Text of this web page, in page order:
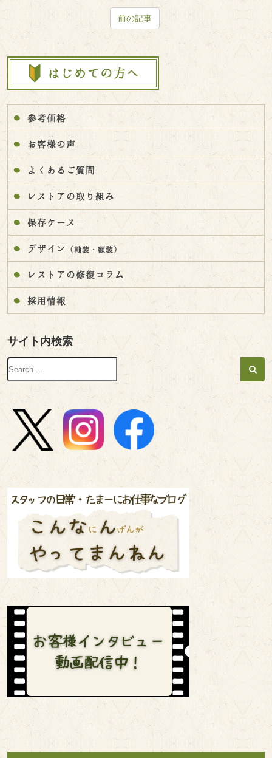
前の記事
参考価格
お客様の声
よくあるご質問
レストアの取り組み
保存ケース
デザイン （軸装・額装）
レストアの修復コラム
採用情報
サイト内検索